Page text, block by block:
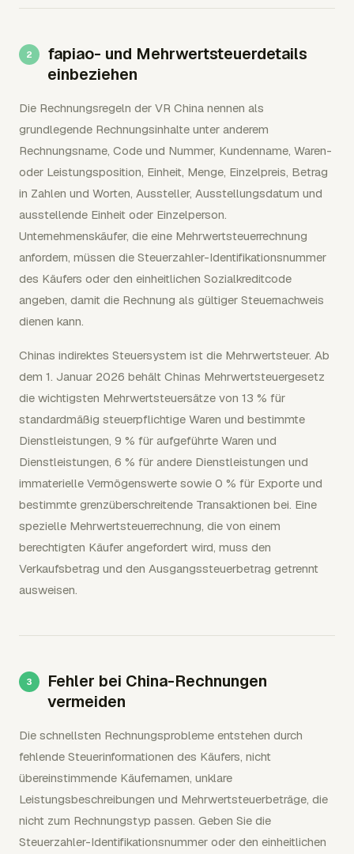
fapiao- und Mehrwertsteuerdetails
einbeziehen
Die Rechnungsregeln der VR China nennen als
grundlegende Rechnungsinhalte unter anderem
Rechnungsname, Code und Nummer, Kundenname, Waren-
oder Leistungsposition, Einheit, Menge, Einzelpreis, Betrag
in Zahlen und Worten, Aussteller, Ausstellungsdatum und
ausstellende Einheit oder Einzelperson.
Unternehmenskäufer, die eine Mehrwertsteuerrechnung
anfordern, müssen die Steuerzahler-Identifikationsnummer
des Käufers oder den einheitlichen Sozialkreditcode
angeben, damit die Rechnung als gültiger Steuernachweis
dienen kann.
Chinas indirektes Steuersystem ist die Mehrwertsteuer. Ab
dem 1. Januar 2026 behält Chinas Mehrwertsteuergesetz
die wichtigsten Mehrwertsteuersätze von 13 % für
standardmäßig steuerpflichtige Waren und bestimmte
Dienstleistungen, 9 % für aufgeführte Waren und
Dienstleistungen, 6 % für andere Dienstleistungen und
immaterielle Vermögenswerte sowie 0 % für Exporte und
bestimmte grenzüberschreitende Transaktionen bei. Eine
spezielle Mehrwertsteuerrechnung, die von einem
berechtigten Käufer angefordert wird, muss den
Verkaufsbetrag und den Ausgangssteuerbetrag getrennt
ausweisen.
Fehler bei China-Rechnungen
vermeiden
Die schnellsten Rechnungsprobleme entstehen durch
fehlende Steuerinformationen des Käufers, nicht
übereinstimmende Käufernamen, unklare
Leistungsbeschreibungen und Mehrwertsteuerbeträge, die
nicht zum Rechnungstyp passen. Geben Sie die
Steuerzahler-Identifikationsnummer oder den einheitlichen